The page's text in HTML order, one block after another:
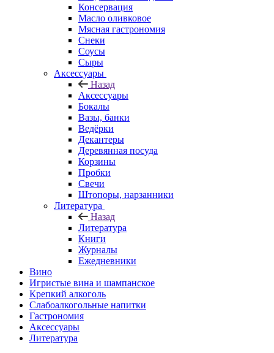
Консервация
Масло оливковое
Мясная гастрономия
Снеки
Соусы
Сыры
Аксессуары
Назад
Аксессуары
Бокалы
Вазы, банки
Ведёрки
Декантеры
Деревянная посуда
Корзины
Пробки
Свечи
Штопоры, нарзанники
Литература
Назад
Литература
Книги
Журналы
Ежедневники
Вино
Игристые вина и шампанское
Крепкий алкоголь
Слабоалкогольные напитки
Гастрономия
Аксессуары
Литература